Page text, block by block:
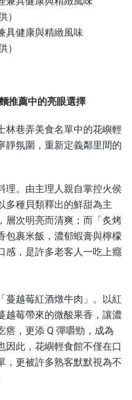
具健康與精緻風味
）
推薦中的亮眼選擇
林巷弄美食名單中的花嶼輕
靜氛圍，重新定義鄰里間的
理。由主理人親自掌控火侯
多種貝類釋出的鮮甜為主
層次明亮而清爽；而「炙烤
包裹米飯，濃郁蝦膏與檸檬
感，是許多老客人一吃上癮
蔓越莓紅酒燉牛肉」。以紅
越莓帶來的微酸果香，讓濃
瘩，更添 Q 彈嚼勁，成為
因此，花嶼輕食館不僅在口
，更被許多熟客默默視為不